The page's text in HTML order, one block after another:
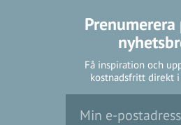
Få inspiration och
kostnadsfritt direkt